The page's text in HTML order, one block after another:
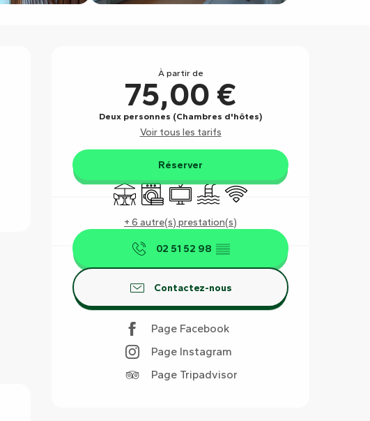
Ouverture et coordonnées
À partir de
75,00 €
Deux personnes (Chambres d'hôtes)
Voir tous les tarifs
Réserver
TerrasseLave lingeTélévision
PiscineWiFi
+ 6 autre(s) prestation(s)
02 51 52 98 ▒▒
Contactez-nous
Page Facebook
Page Instagram
Page Tripadvisor